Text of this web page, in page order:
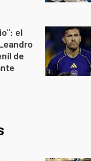
el
de